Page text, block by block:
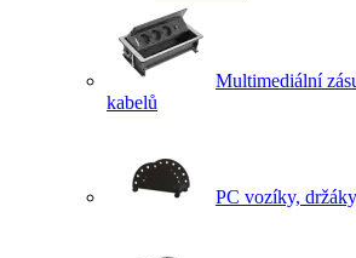
Multimediální
kabelů
PC vozíky,